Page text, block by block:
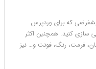
که برای وردپرس
کنید. همچنین اکثر
فرمت، رنگ، فونت و… نیز